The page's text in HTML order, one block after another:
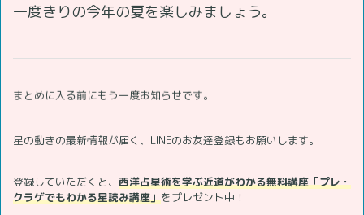
一度きりの今年の夏を楽しみましょう。
まとめに入る前にもう一度お知らせです。
星の動きの最新情報が届く、LINEのお友達登録もお願いします。
登録していただくと、 西洋占星術を学ぶ近道がわかる無料講座「プレ・
クラゲでもわかる星読み講座」をプレゼント中！